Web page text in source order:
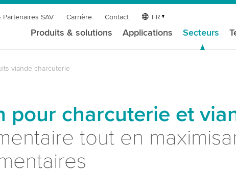
SAV Carrière Contact FR
Produits & solutions Applications Secteurs
viande charcuterie
pour charcuterie et
tout en